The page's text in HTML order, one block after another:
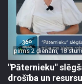
pirms 2 dienām, 18
"Pāternieku"
drošība un